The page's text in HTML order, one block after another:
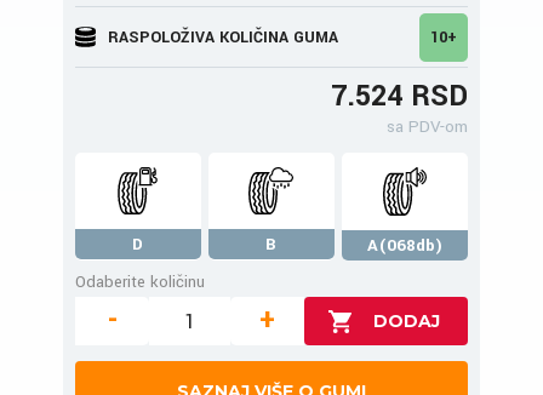
RASPOLOŽIVA KOLIČINA GUMA 10+
7.524 RSD
sa PDV-om
D B
A(068db)
Odaberite količinu
- +